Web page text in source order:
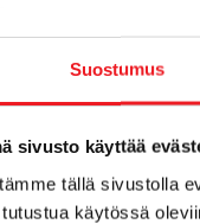
Suostumus
sivusto käyttää
tällä sivustolla
tutustua käytössä
ainakin:
, joilla tavoitat